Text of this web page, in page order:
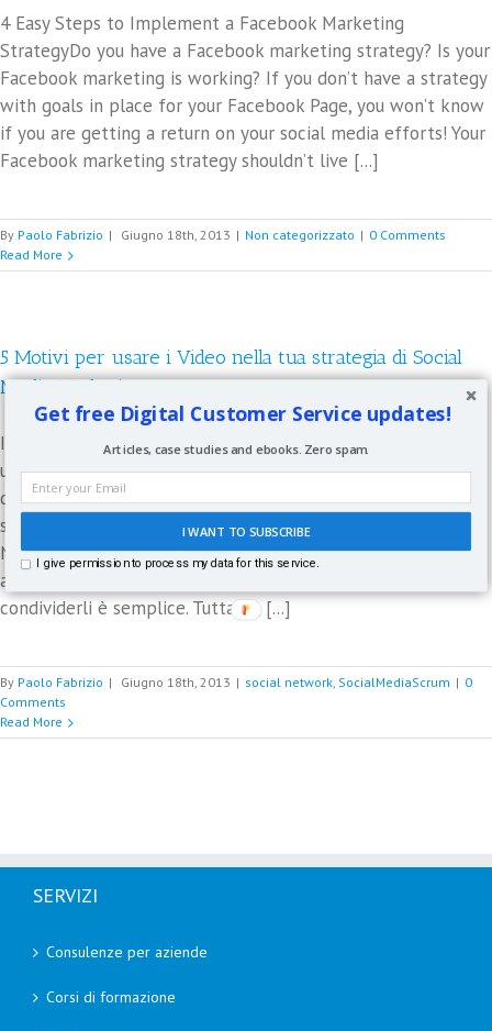
4 Easy Steps to Implement a Facebook Marketing
StrategyDo you have a Facebook marketing strategy? Is your
Facebook marketing is working? If you don’t have a strategy
with goals in place for your Facebook Page, you won’t know
if you are getting a return on your social media efforts! Your
Facebook marketing strategy shouldn’t live [...]
By Paolo Fabrizio | Giugno 18th, 2013 | Non categorizzato | 0 Comments
Read More
5 Motivi per usare i Video nella tua strategia di Social
Media Marketing
I video amplificano la tua visibilità online. E questo è solo
uno degli aspetti importanti... Social Video Oggi ti parlerò
dei video e della loro crescente importanza strategica
soprattutto se associati all'utilizzo dei Social
Network.Sicuramente conosci già You Tube e Vimeo dove
avrai cercato e/o caricato video di ogni genere.Tra l'altro
condividerli è semplice. Tuttavia, [...]
By Paolo Fabrizio | Giugno 18th, 2013 | social network, SocialMediaScrum | 0
Comments
Read More
SERVIZI
Consulenze per aziende
Corsi di formazione
Get free Digital Customer Service updates!
I WANT TO SUBSCRIBE
I give permission to process my data for this service.
Articles, case studies and ebooks. Zero spam.